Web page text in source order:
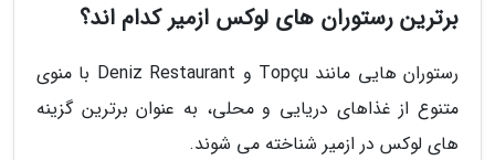
برترین رستوران های لوکس ازمیر کدام اند؟
رستوران هایی مانند Topçu و Deniz Restaurant با منوی
متنوع از غذاهای دریایی و محلی، به عنوان برترین گزینه
های لوکس در ازمیر شناخته می شوند.